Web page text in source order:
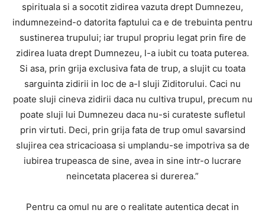
spirituala si a socotit zidirea vazuta drept Dumnezeu,
indumnezeind-o datorita faptului ca e de trebuinta pentru
sustinerea trupului; iar trupul propriu legat prin fire de
zidirea luata drept Dumnezeu, l-a iubit cu toata puterea.
Si asa, prin grija exclusiva fata de trup, a slujit cu toata
sarguinta zidirii in loc de a-I sluji Ziditorului. Caci nu
poate sluji cineva zidirii daca nu cultiva trupul, precum nu
poate sluji lui Dumnezeu daca nu-si curateste sufletul
prin virtuti. Deci, prin grija fata de trup omul savarsind
slujirea cea stricacioasa si umplandu-se impotriva sa de
iubirea trupeasca de sine, avea in sine intr-o lucrare
neincetata placerea si durerea.”
Pentru ca omul nu are o realitate autentica decat in